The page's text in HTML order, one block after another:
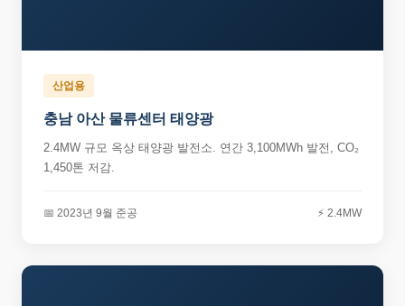
산업용
충남 아산 물류센터 태양광
2.4MW 규모 옥상 태양광 발전소. 연간 3,100MWh 발전, CO₂
1,450톤 저감.
📅 2023년 9월 준공 ⚡ 2.4MW